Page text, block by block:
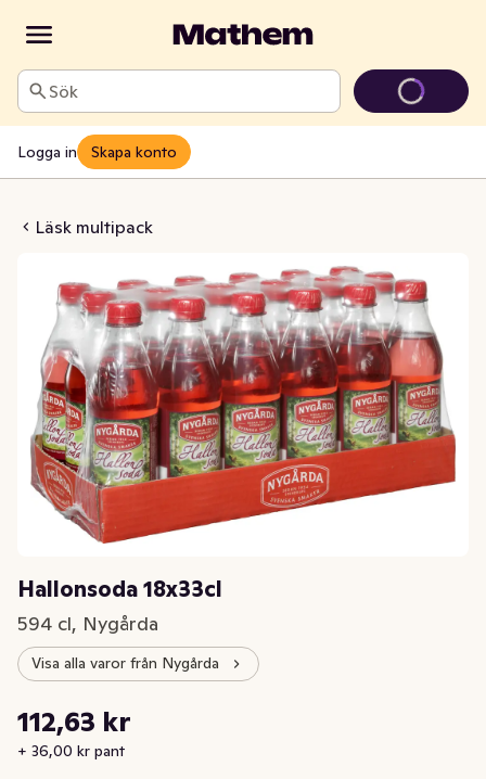
Sök
Logga in Skapa konto
Läsk multipack
18x33cl
Hallonsoda 18x33cl
594 cl, Nygårda
Visa alla varor från Nygårda
Nuvarande pris är: 112,63 kr
112,63 kr
+ 36,00 kr pant
Styckpris: 18,96 kr /l